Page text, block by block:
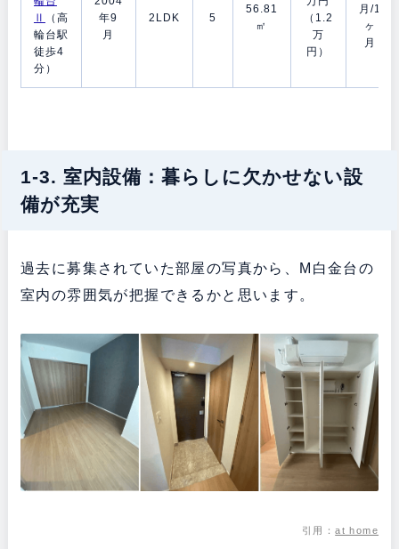
Ⅱ
（高
輪台駅
徒歩4
分）
年9
月
2LDK 5
56.81
㎡
（1.2
万
円）
月/1
ヶ
月
1-3. 室内設備：暮らしに欠かせない設
備が充実
過去に募集されていた部屋の写真から、M白金台の
室内の雰囲気が把握できるかと思います。
引用：at home